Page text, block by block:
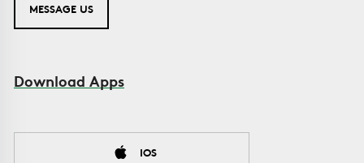
MESSAGE US
Download Apps
IOS